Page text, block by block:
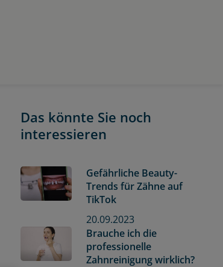
Das könnte Sie noch
interessieren
Gefährliche Beauty-
Trends für Zähne auf
TikTok
20.09.2023
Brauche ich die
professionelle
Zahnreinigung wirklich?